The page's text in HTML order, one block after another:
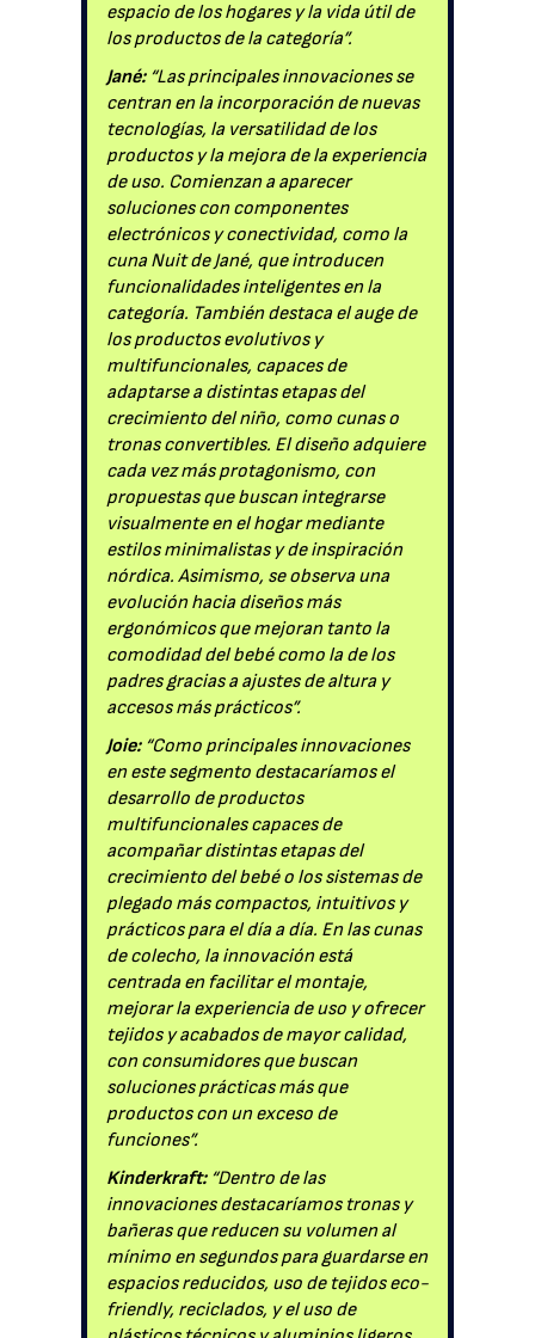
espacio de los hogares y la vida útil de
los productos de la categoría”.
Jané:“Las principales innovaciones se
centran en la incorporación de nuevas
tecnologías, la versatilidad de los
productos y la mejora de la experiencia
de uso. Comienzan a aparecer
soluciones con componentes
electrónicos y conectividad, como la
cuna Nuit de Jané, que introducen
funcionalidades inteligentes en la
categoría. También destaca el auge de
los productos evolutivos y
multifuncionales, capaces de
adaptarse a distintas etapas del
crecimiento del niño, como cunas o
tronas convertibles. El diseño adquiere
cada vez más protagonismo, con
propuestas que buscan integrarse
visualmente en el hogar mediante
estilos minimalistas y de inspiración
nórdica. Asimismo, se observa una
evolución hacia diseños más
ergonómicos que mejoran tanto la
comodidad del bebé como la de los
padres gracias a ajustes de altura y
accesos más prácticos”.
Joie: “Como principales innovaciones
en este segmento destacaríamos el
desarrollo de productos
multifuncionales capaces de
acompañar distintas etapas del
crecimiento del bebé o los sistemas de
plegado más compactos, intuitivos y
prácticos para el día a día. En las cunas
de colecho, la innovación está
centrada en facilitar el montaje,
mejorar la experiencia de uso y ofrecer
tejidos y acabados de mayor calidad,
con consumidores que buscan
soluciones prácticas más que
productos con un exceso de
funciones”.
Kinderkraft: “Dentro de las
innovaciones destacaríamos tronas y
bañeras que reducen su volumen al
mínimo en segundos para guardarse en
espacios reducidos, uso de tejidos eco-
friendly, reciclados, y el uso de